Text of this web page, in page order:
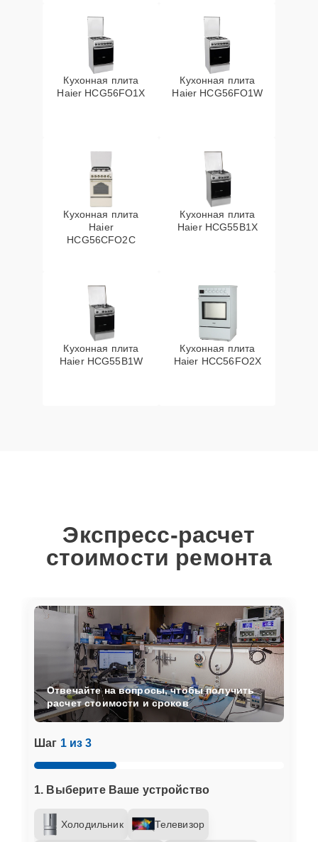
Кухонная плита
Haier HCG56FO1X
Кухонная плита
Haier HCG56FO1W
Кухонная плита
Haier
HCG56CFO2C
Кухонная плита
Haier HCG55B1X
Кухонная плита
Haier HCG55B1W
Кухонная плита
Haier HCC56FO2X
Экспресс-расчет
стоимости ремонта
Шаг 1 из 3
1. Выберите Ваше устройство
Холодильник Телевизор
Отвечайте на вопросы, чтобы получить
расчет стоимости и сроков